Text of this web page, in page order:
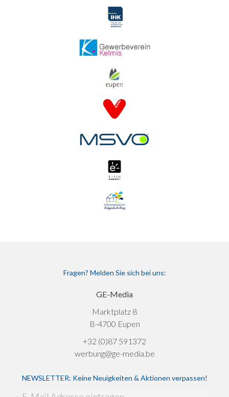
Fragen? Melden Sie sich bei uns:
GE-Media
Marktplatz 8
B-4700 Eupen
+32 (0)87 591372
werbung@ge-media.be
NEWSLETTER: Keine Neuigkeiten & Aktionen verpassen!